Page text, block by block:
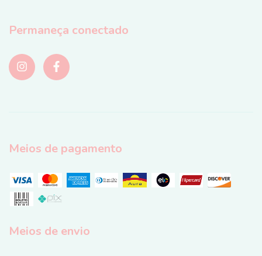
Permaneça conectado
Meios de pagamento
Meios de envio